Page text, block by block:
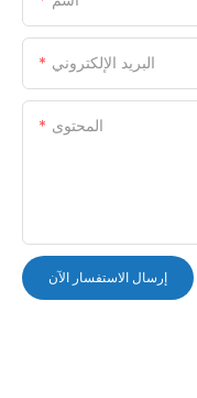
البريد الإلكتروني
المحتوى
إرسال الاستفسار الآن